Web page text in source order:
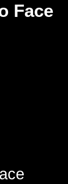
Club,
Spot
– Tsugi
Face